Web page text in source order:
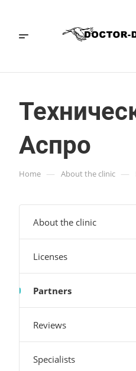
Аспро
Home — About the clinic —
About the clinic
Licenses
Partners
Reviews
Specialists